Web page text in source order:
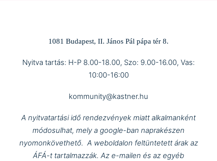
1081 Budapest, II. János Pál pápa tér 8.
Nyitva tartás: H-P 8.00-18.00, Szo: 9.00-16.00, Vas:
10:00-16:00
kommunity@kastner.hu
A nyitvatartási idő rendezvények miatt alkalmanként
módosulhat, mely a google-ban naprakészen
nyomonkövethető. A weboldalon feltüntetett árak az
ÁFÁ-t tartalmazzák. Az e-mailen és az egyéb